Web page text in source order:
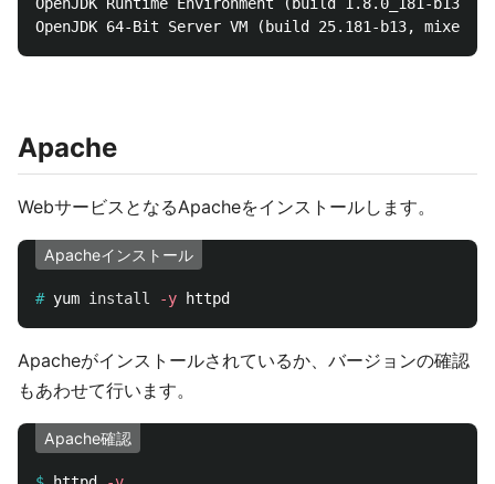
Apache
WebサービスとなるApacheをインストールします。
Apacheインストール
# yum install -y
Apacheがインストールされているか、バージョンの確認
もあわせて行います。
Apache確認